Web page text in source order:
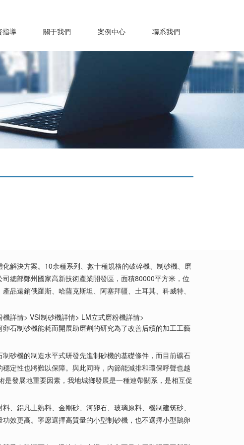
指導 關于我們 案例中心 聯系我們
解決方案。10余種系列、數十種規格的破碎機、制砂機、磨
總部鄭州國家高新技術產業開發區，面積80000平方米，位
品遠銷俄羅斯、哈薩克斯坦、阿塞拜疆、土耳其、科威特、
詳情> VSI制砂機詳情> LM立式磨粉機詳情>
石制砂機能耗而開展助磨劑的研究為了改善后續的加工工藝
砂機的制造水平式研發先進制砂機的基礎條件，而目前礦石
定性也將難以保障。與此同時，內節能減排和環保呼聲也越
發展地重要因素，我地城鄉發展是一種連帶關系，是相互促
鋁凡土熟料、金剛砂、河卵石、玻璃原料、機制建筑砂、
效更高。寧愿選擇高質量的小型制砂機，也不選擇小型鵝卵